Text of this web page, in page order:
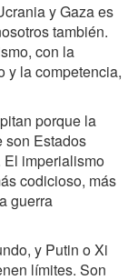
y Gaza es
también.
con la
y la competencia,
porque la
son Estados
El imperialismo
codicioso, más
guerra
y Putin o Xi
límites. Son